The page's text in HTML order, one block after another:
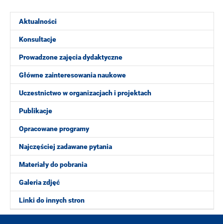
Aktualności
Konsultacje
Prowadzone zajęcia dydaktyczne
Główne zainteresowania naukowe
Uczestnictwo w organizacjach i projektach
Publikacje
Opracowane programy
Najczęściej zadawane pytania
Materiały do pobrania
Galeria zdjęć
Linki do innych stron